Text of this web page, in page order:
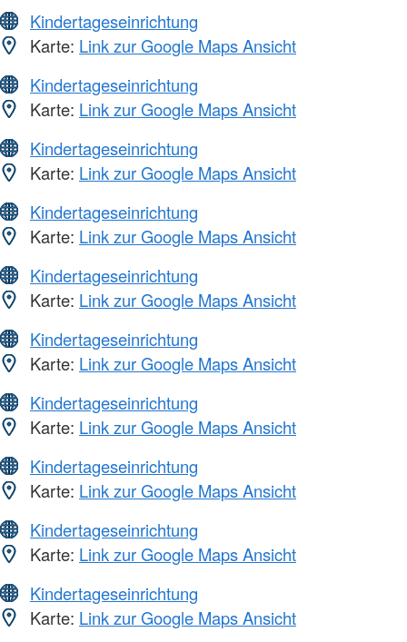
Kindertageseinrichtung
Karte: Link zur Google Maps Ansicht
Kindertageseinrichtung
Karte: Link zur Google Maps Ansicht
Kindertageseinrichtung
Karte: Link zur Google Maps Ansicht
Kindertageseinrichtung
Karte: Link zur Google Maps Ansicht
Kindertageseinrichtung
Karte: Link zur Google Maps Ansicht
Kindertageseinrichtung
Karte: Link zur Google Maps Ansicht
Kindertageseinrichtung
Karte: Link zur Google Maps Ansicht
Kindertageseinrichtung
Karte: Link zur Google Maps Ansicht
Kindertageseinrichtung
Karte: Link zur Google Maps Ansicht
Kindertageseinrichtung
Karte: Link zur Google Maps Ansicht